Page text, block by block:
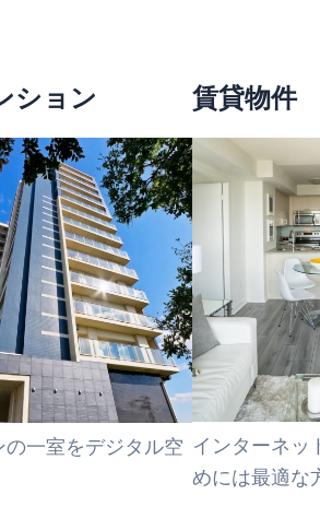
ション
の一室をデジタル空
賃貸物件
インターネッ
めには最適な